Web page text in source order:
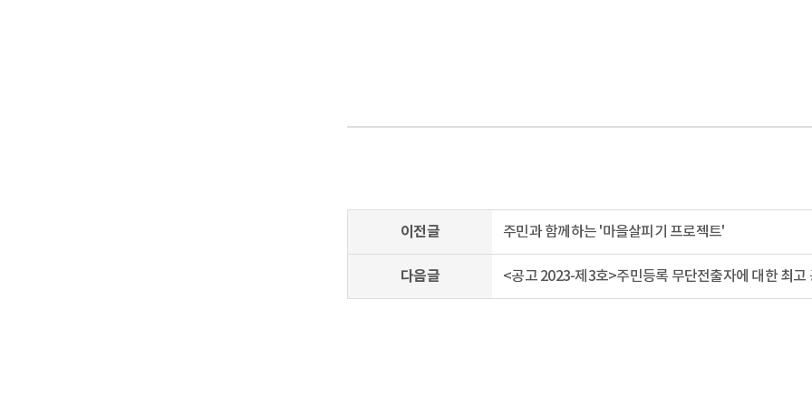
이전글 주민과 함께하는 '마을살피기 프로젝트'
다음글 <공고 2023-제3호>주민등록 무단전출자에 대한 최고